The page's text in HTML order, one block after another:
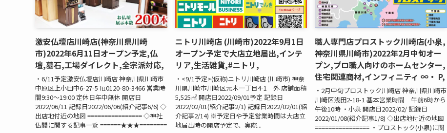
激安仏壇店川崎店(神奈川県川崎
市)2022年6月11日オープン予定,仏
壇,墓石,工場ダイレクト,全宗派対応,
・6/11予定激安仏壇店川崎店 神奈川県川崎市
中原区上小田中6-27-5 ℡0120-80-3466 営業時
間9:30～19:00 定休日年中無休 開店日
2022/06/11 記録日2022/06/06(紹介記事6/6) ◇
出店地付近の地図 ================ ◇神社
仏閣に関する記事一覧 ======★★★========
ニトリ川崎店 (川崎市)2022年9月1日
オープン予定で大店立地届出,インテ
リア,生活雑貨,#ニトリ,
・<9/1予定>(仮称)ニトリ川崎店 (川崎市) 神奈
川県川崎市川崎区元木一丁目4-1 外 店舗面積
5,525㎡ 開店日2022/09/01予定 記録日
2022/02/01(紹介記事2/1) 記録日2022/02/01(紹
介記事2/14) ※予定日や予定営業時間は大店立
地届出時の開店予定で、実際...
職人専門店プロストック川崎店(小泉,
神奈川県川崎市)2022年2月中旬オー
プン,プロ職人向けのホームセンター,
住宅関連商材,インフィニティ ∞・ P,
・2月中旬プロストック川崎店 神奈川県川崎市
川崎区浅田2-18-1 基本営業時間 午前6時から
午後10時 ・小泉 開店日2022/02/ 記録日
2022/01/08(紹介記事1/8) ◇出店地付近の地図
================ ・プロストック(小泉)に関